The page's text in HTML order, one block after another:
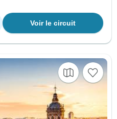
Voir le circuit